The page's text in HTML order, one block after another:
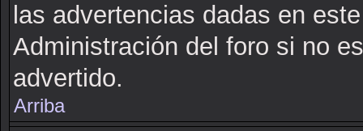
las advertencias dadas en
Administración del foro si no
advertido.
Arriba